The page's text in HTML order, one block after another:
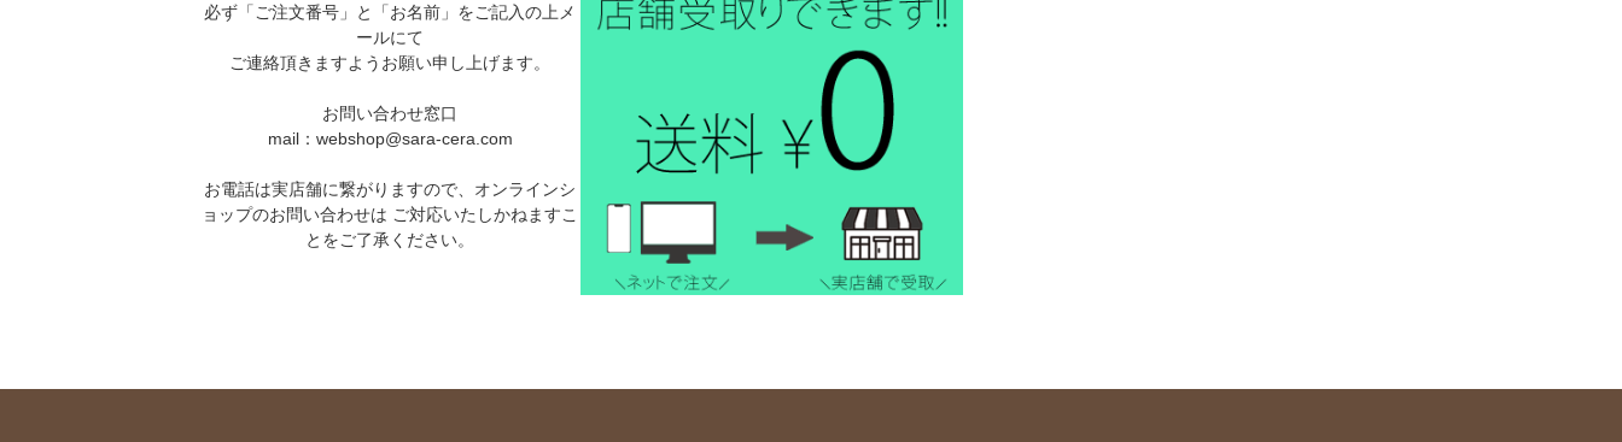
必ず「ご注文番号」と「お名前」をご記入の上メ
ールにて
ご連絡頂きますようお願い申し上げます。
お問い合わせ窓口
mail：webshop@sara-cera.com
お電話は実店舗に繋がりますので、オンラインシ
ョップのお問い合わせは ご対応いたしかねますこ
とをご了承ください。